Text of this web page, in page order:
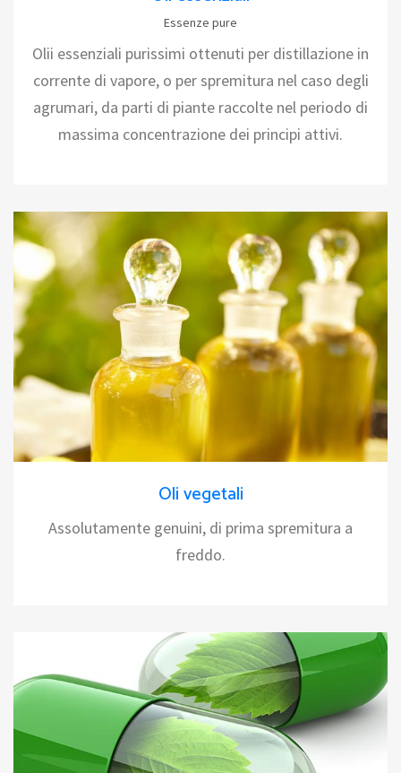
Essenze pure
Olii essenziali purissimi ottenuti per distillazione in
corrente di vapore, o per spremitura nel caso degli
agrumari, da parti di piante raccolte nel periodo di
massima concentrazione dei principi attivi.
Oli vegetali
Assolutamente genuini, di prima spremitura a
freddo.